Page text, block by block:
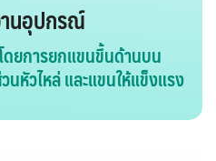
นอุปกรณ์
ยการยกแขนขึ้นด้านบน
นหัวไหล่ และแขนให้แข็งแรง